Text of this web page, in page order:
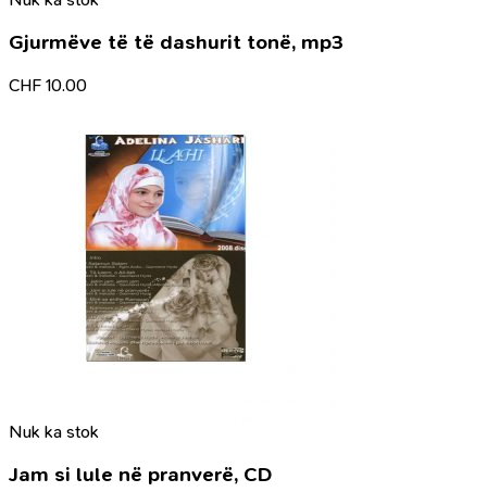
Gjurmëve të të dashurit tonë, mp3
CHF 10.00
Nuk ka stok
Jam si lule në pranverë, CD